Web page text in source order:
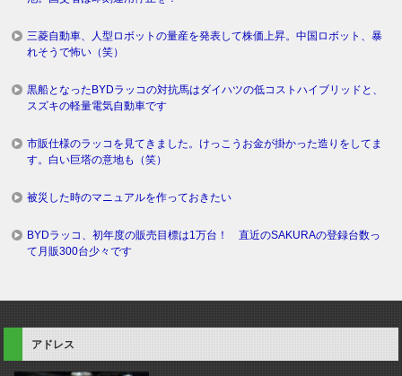
三菱自動車、人型ロボットの量産を発表して株価上昇。中国ロボット、暴
れそうで怖い（笑）
黒船となったBYDラッコの対抗馬はダイハツの低コストハイブリッドと、
スズキの軽量電気自動車です
市販仕様のラッコを見てきました。けっこうお金が掛かった造りをしてま
す。白い巨塔の意地も（笑）
被災した時のマニュアルを作っておきたい
BYDラッコ、初年度の販売目標は1万台！ 直近のSAKURAの登録台数っ
て月販300台少々です
アドレス